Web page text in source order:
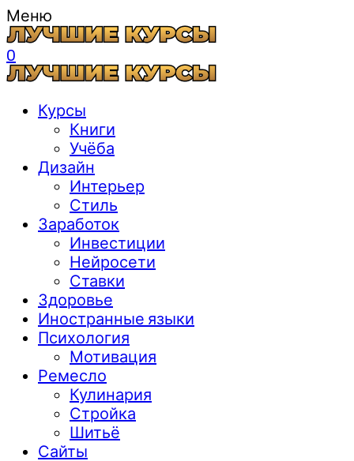
Меню
0
Курсы
Книги
Учёба
Дизайн
Интерьер
Стиль
Заработок
Инвестиции
Нейросети
Ставки
Здоровье
Иностранные языки
Психология
Мотивация
Ремесло
Кулинария
Стройка
Шитьё
Сайты